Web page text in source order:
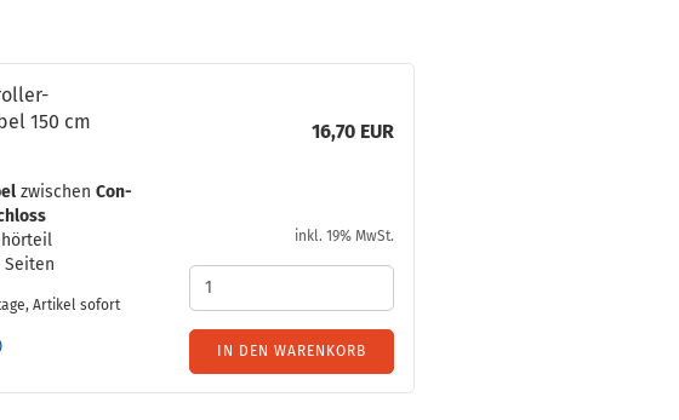
150 cm
zwi­schenCon­
Sei­ten
Artikel sofort
16,70 EUR
inkl. 19% MwSt.
IN DEN WARENKORB